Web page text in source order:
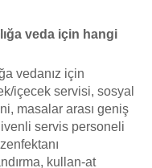
veda için hangi
vedanız için
içecek servisi, sosyal
masalar arası geniş
servis personeli
kullan-at